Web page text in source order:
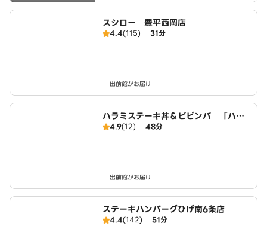
スシロー 豊平西岡店
4.4(115) 31分
出前館がお届け
ハラミステーキ丼＆ビビンバ 「ハラ
ミ市場」 札幌白石店
4.9(12) 48分
出前館がお届け
ステーキハンバーグひげ南6条店
4.4(142) 51分